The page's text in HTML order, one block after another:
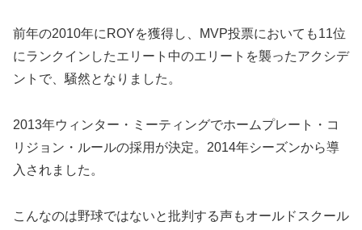
前年の2010年にROYを獲得し、MVP投票においても11位
にランクインしたエリート中のエリートを襲ったアクシデ
ントで、騒然となりました。
2013年ウィンター・ミーティングでホームプレート・コ
リジョン・ルールの採用が決定。2014年シーズンから導
入されました。
こんなのは野球ではないと批判する声もオールドスクール